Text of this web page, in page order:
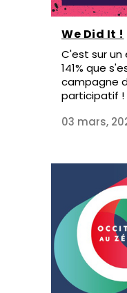
We Did It !
C'est sur un
141% que
campagne
participatif !
03 mars,